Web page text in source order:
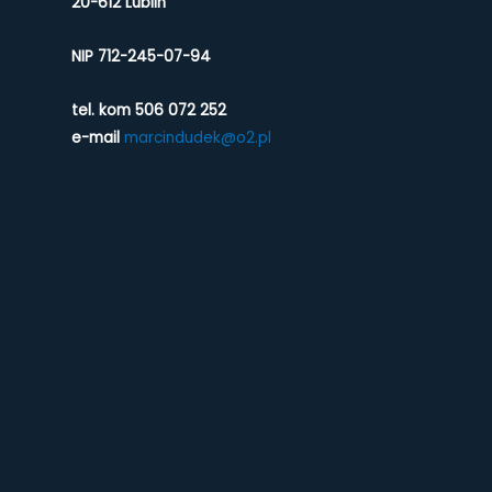
NIP 712-245-07-94
tel. kom 506 072 252
e-mail marcindudek@o2.pl